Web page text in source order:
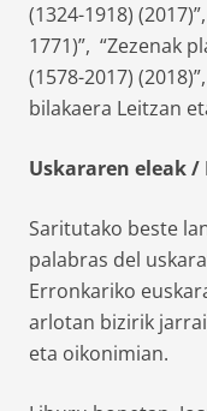
(1324-1918)
1771)”, “Zezenak
(1578-2017)
bilakaera Leitzan
Uskararen eleak /
Saritutako beste
palabras del
Erronkariko
arlotan bizirik
eta oikonimian.